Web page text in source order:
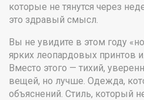
которые не тянутся через
это здравый смысл.
Вы не увидите в этом году
ярких леопардовых принтов
Вместо этого — тихий,
вещей, но лучше. Одежда,
объяснений. Стиль, который